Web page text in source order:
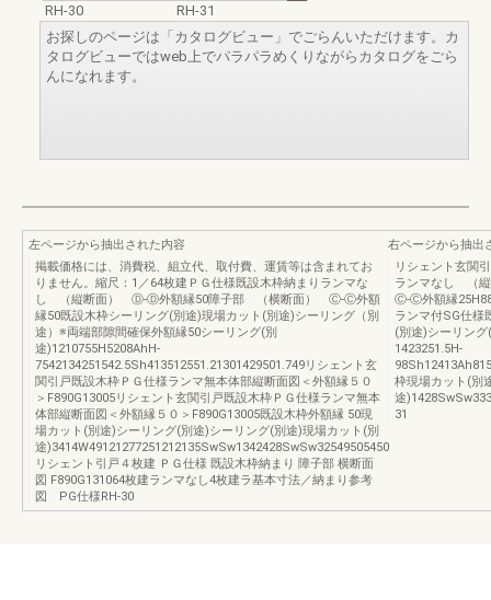
RH-30
RH-31
お探しのページは「カタログビュー」でごらんいただけます。カ
タログビューではweb上でパラパラめくりながらカタログをごら
んになれます。
左ページから抽出された内容
掲載価格には、消費税、組立代、取付費、運賃等は含まれてお
りません。縮尺：1／64枚建ＰＧ仕様既設木枠納まりランマな
し （縦断面） Ⓓ-Ⓓ外額縁50障子部 （横断面） Ⓒ-Ⓒ外額
縁50既設木枠シーリング(別途)現場カット(別途)シーリング（別
途）※両端部隙間確保外額縁50シーリング(別
途)1210755H5208AhH-
7542134251542.5Sh413512551.21301429501.749リシェント玄
関引戸既設木枠ＰＧ仕様ランマ無本体部縦断面図＜外額縁５０
＞F890G13005リシェント玄関引戸既設木枠ＰＧ仕様ランマ無本
体部縦断面図＜外額縁５０＞F890G13005既設木枠外額縁 50現
場カット(別途)シーリング(別途)シーリング(別途)現場カット(別
途)3414W49121277251212135SwSw1342428SwSw32549505450
リシェント引戸４枚建 ＰＧ仕様 既設木枠納まり 障子部 横断面
図 F890G131064枚建ランマなし4枚建ラ基本寸法／納まり参考
図 PG仕様RH-30
右ページから抽出
リシェント玄関
ランマなし （
Ⓒ-Ⓒ外額縁
ランマ付SG仕様
(別途)シーリン
1423251.5H-
枠現場カット(別
途
31